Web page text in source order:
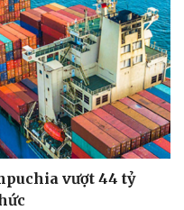
vượt 44 tỷ